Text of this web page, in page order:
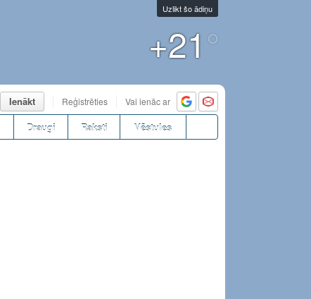
Uzlikt šo ādiņu
+21°
Ienākt Reģistrēties Vai ienāc ar
Draugi Raksti Vēstules